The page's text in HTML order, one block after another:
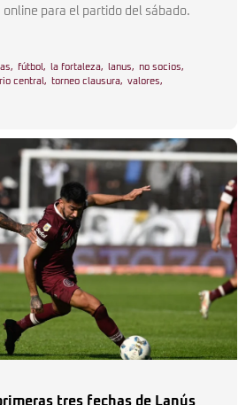
online para el partido del sábado.
, fútbol , la fortaleza, lanus, no socios,
central , torneo clausura, valores,
tres fechas de Lanús